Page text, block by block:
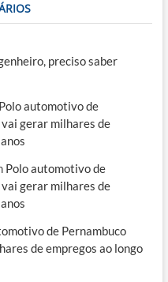
preciso saber
Polo automotivo de
gerar milhares de
Polo automotivo de
gerar milhares de
de Pernambuco
de empregos ao longo